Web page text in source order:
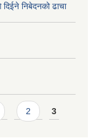
निबेदनको ढाचा
2 3